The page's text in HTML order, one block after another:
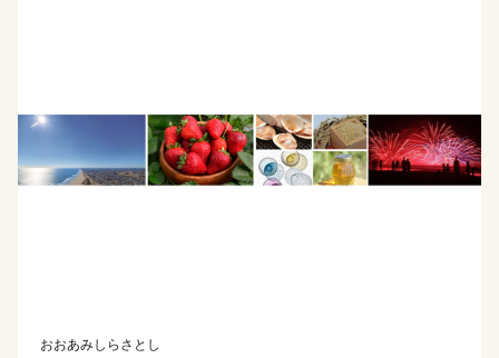
おおあみしらさとし